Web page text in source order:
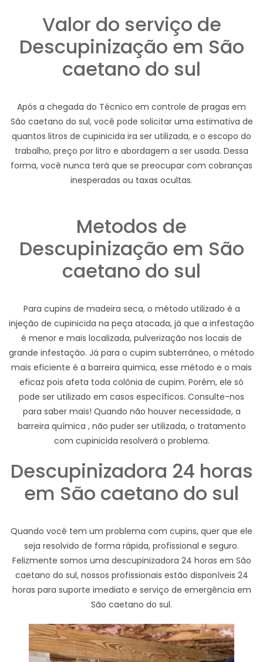
Valor do serviço de
Descupinização em São
caetano do sul
Após a chegada do Técnico em controle de pragas em
São caetano do sul, você pode solicitar uma estimativa de
quantos litros de cupinicida ira ser utilizada, e o escopo do
trabalho, preço por litro e abordagem a ser usada. Dessa
forma, você nunca terá que se preocupar com cobranças
inesperadas ou taxas ocultas.
Metodos de
Descupinização em São
caetano do sul
Para cupins de madeira seca, o método utilizado é a
injeção de cupinicida na peça atacada, já que a infestação
é menor e mais localizada, pulverização nos locais de
grande infestação. Já para o cupim subterrâneo, o método
mais eficiente é a barreira quimica, esse método e o mais
eficaz pois afeta toda colônia de cupim. Porém, ele só
pode ser utilizado em casos específicos. Consulte-nos
para saber mais! Quando não houver necessidade, a
barreira química , não puder ser utilizada, o tratamento
com cupinicida resolverá o problema.
Descupinizadora 24 horas
em São caetano do sul
Quando você tem um problema com cupins, quer que ele
seja resolvido de forma rápida, profissional e seguro.
Felizmente somos uma descupinizadora 24 horas em São
caetano do sul, nossos profissionais estão disponíveis 24
horas para suporte imediato e serviço de emergência em
São caetano do sul.